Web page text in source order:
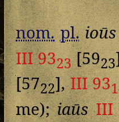
nom. pl. ioūs
III 9323[5923
[5722],III 93
me);iaūs III